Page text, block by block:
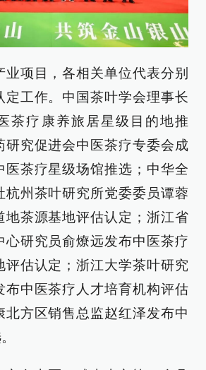
业项目，各相关单位代表分别
定工作。中国茶叶学会理事长
茶疗康养旅居星级目的地推
研究促进会中医茶疗专委会成
医茶疗星级场馆推选；中华全
杭州茶叶研究所党委委员谭蓉
地茶源基地评估认定；浙江省
心研究员俞燎远发布中医茶疗
评估认定；浙江大学茶叶研究
布中医茶疗人才培育机构评估
北方区销售总监赵红泽发布中